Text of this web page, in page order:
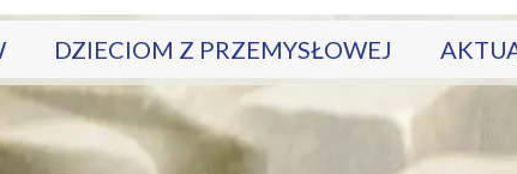
DZIECIOM Z PRZEMYSŁOWEJ
WIRTUALNE MUZEUM OBOZU
WYSTAWA